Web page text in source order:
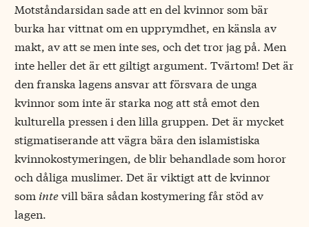
Motståndarsidan sade att en del kvinnor som bär
burka har vittnat om en upprymdhet, en känsla av
makt, av att se men inte ses, och det tror jag på. Men
inte heller det är ett giltigt argument. Tvärtom! Det är
den franska lagens ansvar att försvara de unga
kvinnor som inte är starka nog att stå emot den
kulturella pressen i den lilla gruppen. Det är mycket
stigmatiserande att vägra bära den islamistiska
kvinnokostymeringen, de blir behandlade som horor
och dåliga muslimer. Det är viktigt att de kvinnor
som intevill bära sådan kostymering får stöd av
lagen.